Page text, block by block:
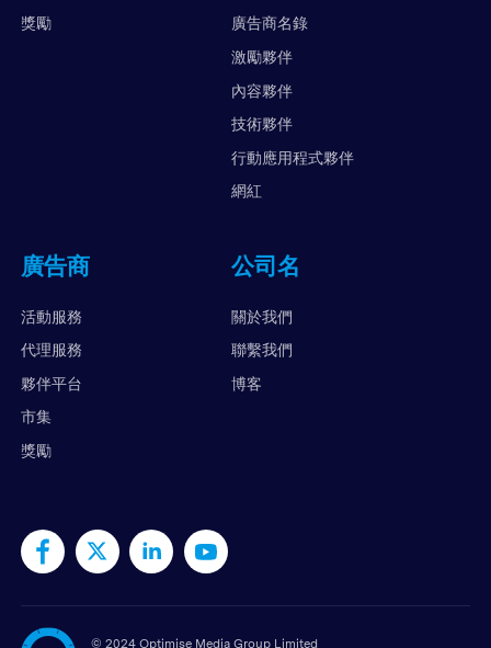
獎勵
廣告商名錄
激勵夥伴
內容夥伴
技術夥伴
行動應用程式夥伴
網紅
廣告商
活動服務
代理服務
夥伴平台
市集
獎勵
公司名
關於我們
聯繫我們
博客
© 2024 Optimise Media Group Limited